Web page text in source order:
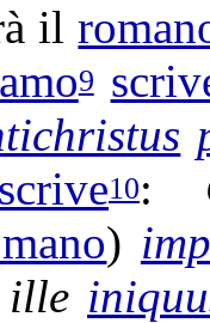
il
9
scrive10:
)